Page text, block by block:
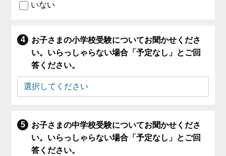
いない
お子さまの小学校受験についてお聞かせくださ
い。いらっしゃらない場合「予定なし」とご回
答ください。
お子さまの中学校受験についてお聞かせくださ
い。いらっしゃらない場合「予定なし」とご回
答ください。